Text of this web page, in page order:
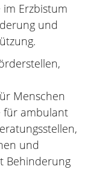
Erzbistum
und
Menschen
für ambulant
und
Behinderung